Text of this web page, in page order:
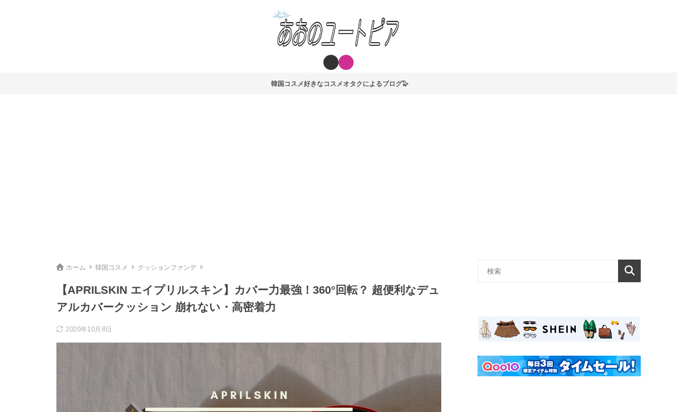
韓国コスメ好きなコスメオタクによるブログ🦭
ホーム 韓国コスメ クッションファンデ
【APRILSKIN エイプリルスキン】カバー力最強！360°回転？ 超便利なデュ
アルカバークッション 崩れない・高密着力
2020年10月8日